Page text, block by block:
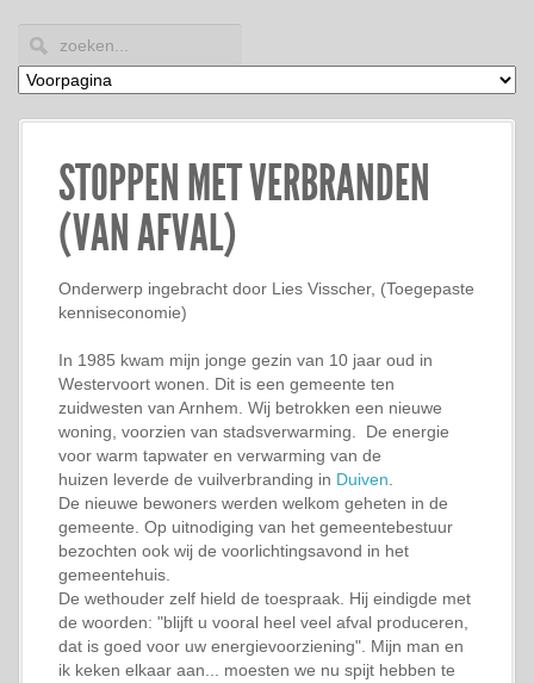
STOPPEN MET VERBRANDEN
(VAN AFVAL)
Onderwerp ingebracht door Lies Visscher, (Toegepaste
kenniseconomie)
In 1985 kwam mijn jonge gezin van 10 jaar oud in
Westervoort wonen. Dit is een gemeente ten
zuidwesten van Arnhem. Wij betrokken een nieuwe
woning, voorzien van stadsverwarming. De energie
voor warm tapwater en verwarming van de
huizen leverde de vuilverbranding in Duiven
De nieuwe bewoners werden welkom geheten in de
gemeente. Op uitnodiging van het gemeentebestuur
bezochten ook wij de voorlichtingsavond in het
gemeentehuis.
De wethouder zelf hield de toespraak. Hij eindigde met
de woorden: "blijft u vooral heel veel afval produceren,
dat is goed voor uw energievoorziening". Mijn man en
ik keken elkaar aan... moesten we nu spijt hebben te